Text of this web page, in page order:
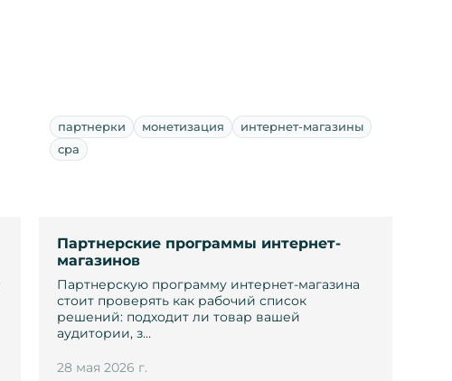
партнерки монетизация
интернет-магазины
cpa
Партнерские программы интернет-
магазинов
Партнерскую программу интернет-магазина
стоит проверять как рабочий список
решений: подходит ли товар вашей
аудитории, з…
28 мая 2026 г.